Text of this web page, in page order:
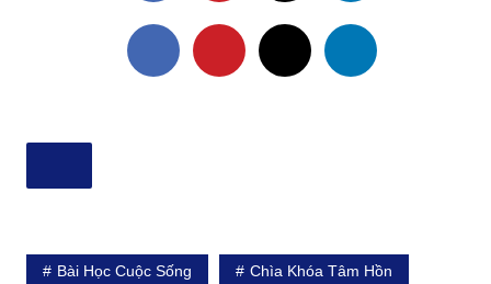
Bài Học Cuộc Sống Chìa Khóa Tâm Hồn